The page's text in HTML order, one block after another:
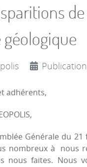
adhérents,
Générale du
nombreux à nous
nous faites. Nous